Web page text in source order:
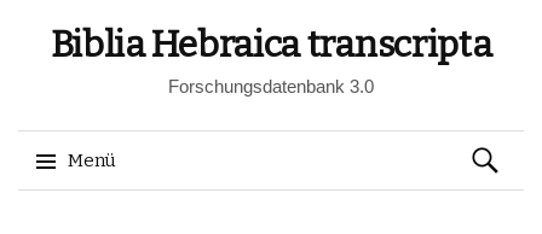
Biblia Hebraica transcripta
Forschungsdatenbank 3.0
Menü
Suchen
nach: